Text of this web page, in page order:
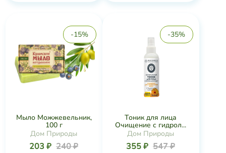
-15%
Мыло Можжевельник,
100 г
Дом Природы
203 ₽ 240 ₽
-35%
Тоник для лица
Очищение с гидрол...
Дом Природы
355 ₽ 547 ₽